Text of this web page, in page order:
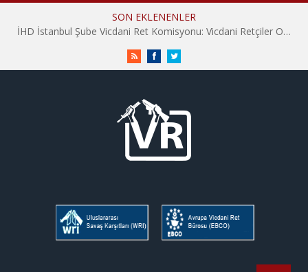
SON EKLENENLER
İHD İstanbul Şube Vicdani Ret Komisyonu: Vicdani Retçiler Olarak Destek İçin Buradayız!
RSS FacebookTwitter